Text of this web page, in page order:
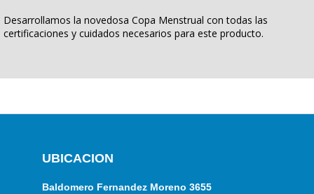
Desarrollamos la novedosa Copa Menstrual con todas las
certificaciones y cuidados necesarios para este producto.
UBICACION
Baldomero Fernandez Moreno 3655